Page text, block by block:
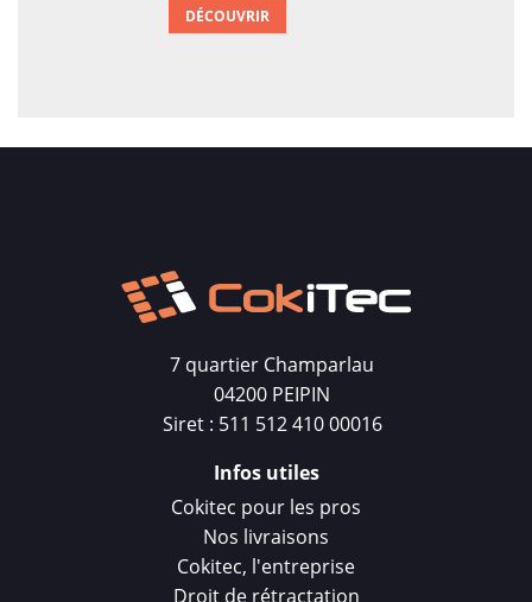
DÉCOUVRIR
7 quartier Champarlau
04200 PEIPIN
Siret : 511 512 410 00016
Infos utiles
Cokitec pour les pros
Nos livraisons
Cokitec, l'entreprise
Droit de rétractation